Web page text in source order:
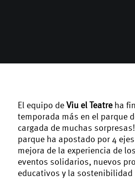
El equipo deViu el Teatreha
temporada más en el parque
cargada de muchas
parque ha apostado por 4
mejora de la experiencia de
eventos solidarios, nuevos
educativos y la